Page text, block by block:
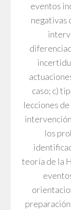
eventos
negativas
caso; c)
lecciones
los
teoría de la